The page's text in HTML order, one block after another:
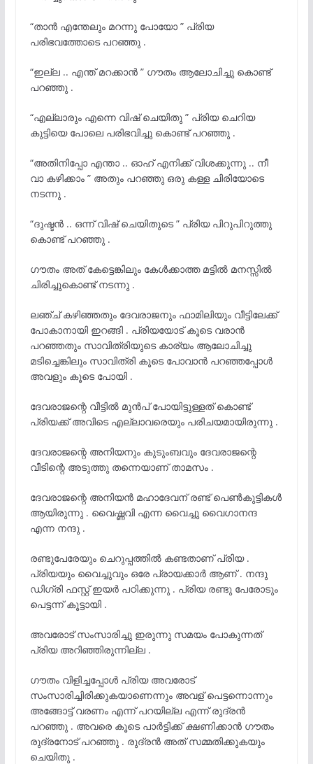
“താൻ എന്തേലും മറന്നു പോയോ ” പ്രിയ
പരിഭവത്തോടെ പറഞ്ഞു .
“ഇല്ല .. എന്ത് മറക്കാൻ ” ഗൗതം ആലോചിച്ചു കൊണ്ട്
പറഞ്ഞു .
“എല്ലാരും എന്നെ വിഷ് ചെയിതു ” പ്രിയ ചെറിയ
കുട്ടിയെ പോലെ പരിഭവിച്ചു കൊണ്ട് പറഞ്ഞു .
“അതിനിപ്പോ എന്താ .. ഓഹ് എനിക്ക് വിശക്കുന്നു .. നീ
വാ കഴിക്കാം ” അതും പറഞ്ഞു ഒരു കള്ള ചിരിയോടെ
നടന്നു .
“ദുഷ്ടൻ .. ഒന്ന് വിഷ് ചെയിതുടെ ” പ്രിയ പിറുപിറുത്തു
കൊണ്ട് പറഞ്ഞു .
ഗൗതം അത് കേട്ടെങ്കിലും കേൾക്കാത്ത മട്ടിൽ മനസ്സിൽ
ചിരിച്ചുകൊണ്ട് നടന്നു .
ലഞ്ച് കഴിഞ്ഞതും ദേവരാജനും ഫാമിലിയും വീട്ടിലേക്ക്
പോകാനായി ഇറങ്ങി . പ്രിയയോട് കൂടെ വരാൻ
പറഞ്ഞതും സാവിത്രിയുടെ കാര്യം ആലോചിച്ചു
മടിച്ചെങ്കിലും സാവിത്രി കൂടെ പോവാൻ പറഞ്ഞപ്പോൾ
അവളും കൂടെ പോയി .
ദേവരാജന്റെ വീട്ടിൽ മുൻപ് പോയിട്ടുള്ളത് കൊണ്ട്
പ്രിയക്ക് അവിടെ എല്ലാവരെയും പരിചയമായിരുന്നു .
ദേവരാജന്റെ അനിയനും കുടുംബവും ദേവരാജന്റെ
വീടിന്റെ അടുത്തു തന്നെയാണ് താമസം .
ദേവരാജന്റെ അനിയൻ മഹാദേവന് രണ്ട് പെൺകുട്ടികൾ
ആയിരുന്നു . വൈഷ്ണവി എന്ന വൈച്ചു വൈഗാനന്ദ
എന്ന നന്ദു .
രണ്ടുപേരേയും ചെറുപ്പത്തിൽ കണ്ടതാണ് പ്രിയ .
പ്രിയയും വൈച്ചുവും ഒരേ പ്രായക്കാർ ആണ് . നന്ദു
ഡിഗ്രി ഫസ്റ്റ് ഇയർ പഠിക്കുന്നു . പ്രിയ രണ്ടു പേരോടും
പെട്ടന്ന് കൂട്ടായി .
അവരോട് സംസാരിച്ചു ഇരുന്നു സമയം പോകുന്നത്
പ്രിയ അറിഞ്ഞിരുന്നില്ല .
ഗൗതം വിളിച്ചപ്പോൾ പ്രിയ അവരോട്
സംസാരിച്ചിരിക്കുകയാണെന്നും അവള് പെട്ടന്നൊന്നും
അങ്ങോട്ട് വരണം എന്ന് പറയില്ല എന്ന് രുദ്രൻ
പറഞ്ഞു . അവരെ കൂടെ പാർട്ടിക്ക് ക്ഷണിക്കാൻ ഗൗതം
രുദ്രനോട് പറഞ്ഞു . രുദ്രൻ അത് സമ്മതിക്കുകയും
ചെയിതു .